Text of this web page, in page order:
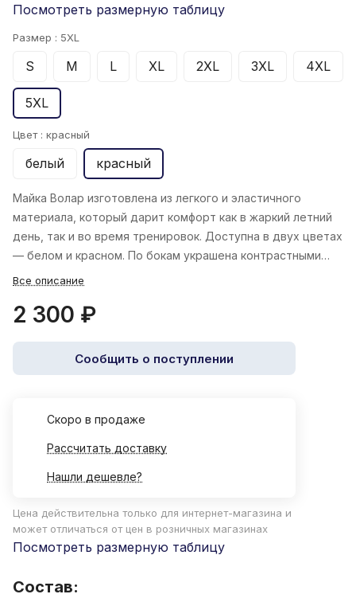
Посмотреть размерную таблицу
Размер : 5XL
S M L XL 2XL 3XL 4XL
5XL
Цвет : красный
белый красный
Майка Волар изготовлена из легкого и эластичного
материала, который дарит комфорт как в жаркий летний
день, так и во время тренировок. Доступна в двух цветах
— белом и красном. По бокам украшена контрастными
вставками.
Все описание
2 300 ₽
Сообщить о поступлении
Cкоро в продаже
Рассчитать доставку
Нашли дешевле?
Цена действительна только для интернет-магазина и
может отличаться от цен в розничных магазинах
Посмотреть размерную таблицу
Состав: